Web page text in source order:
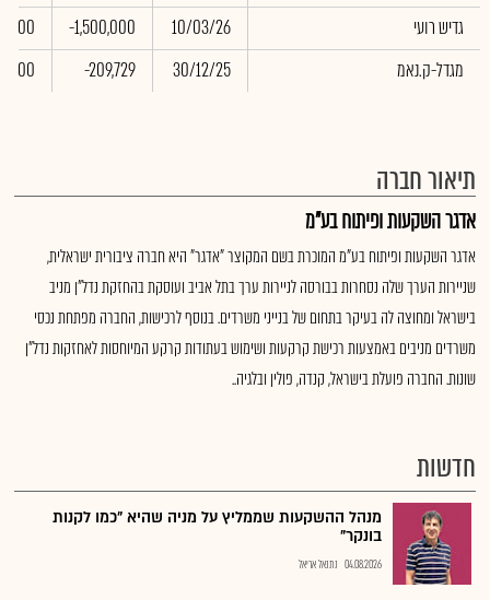
גדיש רועי
10/03/26
-1,500,000
0.00
מגדל-ק.נאמ
30/12/25
-209,729
0.00
תיאור חברה
אדגר השקעות ופיתוח בע"מ
אדגר השקעות ופיתוח בע"מ המוכרת בשם המקוצר "אדגר" היא חברה ציבורית ישראלית,
שניירות הערך שלה נסחרות בבורסה לניירות ערך בתל אביב ועוסקת בהחזקת נדל"ן מניב
בישראל ומחוצה לה בעיקר בתחום של בנייני משרדים. בנוסף לרכישות, החברה מפתחת נכסי
משרדים מניבים באמצעות רכישת קרקעות ושימוש בעתודות קרקע המיוחסות לאחזקות נדל"ן
שונות. החברה פועלת בישראל, קנדה, פולין ובלגיה..
חדשות
מנהל ההשקעות שממליץ על מניה שהיא "כמו לקנות
בונקר"
04.08.2026 נתנאל אריאל